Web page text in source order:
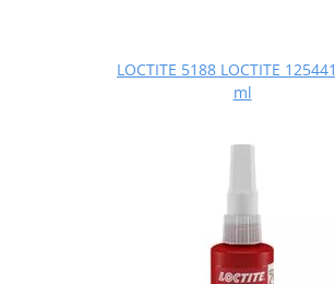
LOCTITE 5188 LOCTITE
ml